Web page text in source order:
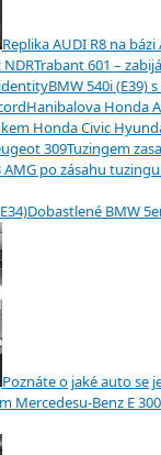
Replika AUDI R8 na bázi
Trabant 601 –
BMW 540i (E39)
Hanibalova Honda
Tuzingem
Dobastlené BMW
Poznáte o jaké auto se